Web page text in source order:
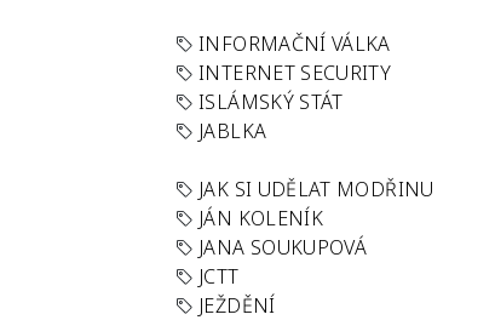
INFORMAČNÍ VÁLKA
INTERNET SECURITY
ISLÁMSKÝ STÁT
JABLKA
JAK SI UDĚLAT MODŘINU
JÁN KOLENÍK
JANA SOUKUPOVÁ
JCTT
JEŽDĚNÍ